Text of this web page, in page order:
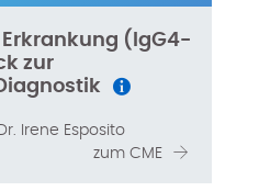
(IgG4-
zur
Irene Esposito
zum CME